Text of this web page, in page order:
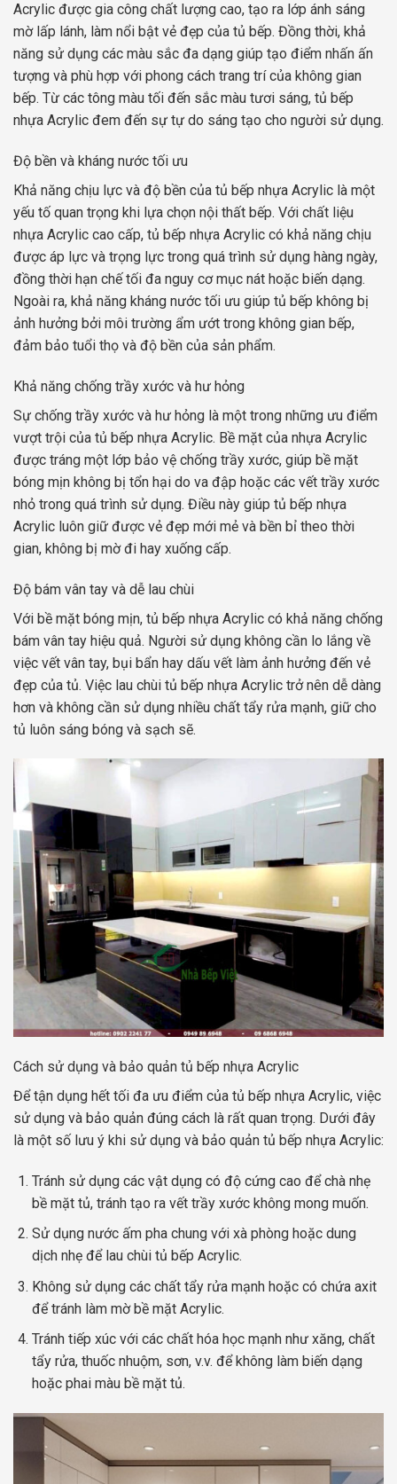
Acrylic được gia công chất lượng cao, tạo ra lớp ánh sáng
mờ lấp lánh, làm nổi bật vẻ đẹp của tủ bếp. Đồng thời, khả
năng sử dụng các màu sắc đa dạng giúp tạo điểm nhấn ấn
tượng và phù hợp với phong cách trang trí của không gian
bếp. Từ các tông màu tối đến sắc màu tươi sáng, tủ bếp
nhựa Acrylic đem đến sự tự do sáng tạo cho người sử dụng.
Độ bền và kháng nước tối ưu
Khả năng chịu lực và độ bền của tủ bếp nhựa Acrylic là một
yếu tố quan trọng khi lựa chọn nội thất bếp. Với chất liệu
nhựa Acrylic cao cấp, tủ bếp nhựa Acrylic có khả năng chịu
được áp lực và trọng lực trong quá trình sử dụng hàng ngày,
đồng thời hạn chế tối đa nguy cơ mục nát hoặc biến dạng.
Ngoài ra, khả năng kháng nước tối ưu giúp tủ bếp không bị
ảnh hưởng bởi môi trường ẩm ướt trong không gian bếp,
đảm bảo tuổi thọ và độ bền của sản phẩm.
Khả năng chống trầy xước và hư hỏng
Sự chống trầy xước và hư hỏng là một trong những ưu điểm
vượt trội của tủ bếp nhựa Acrylic. Bề mặt của nhựa Acrylic
được tráng một lớp bảo vệ chống trầy xước, giúp bề mặt
bóng mịn không bị tổn hại do va đập hoặc các vết trầy xước
nhỏ trong quá trình sử dụng. Điều này giúp tủ bếp nhựa
Acrylic luôn giữ được vẻ đẹp mới mẻ và bền bỉ theo thời
gian, không bị mờ đi hay xuống cấp.
Độ bám vân tay và dễ lau chùi
Với bề mặt bóng mịn, tủ bếp nhựa Acrylic có khả năng chống
bám vân tay hiệu quả. Người sử dụng không cần lo lắng về
việc vết vân tay, bụi bẩn hay dấu vết làm ảnh hưởng đến vẻ
đẹp của tủ. Việc lau chùi tủ bếp nhựa Acrylic trở nên dễ dàng
hơn và không cần sử dụng nhiều chất tẩy rửa mạnh, giữ cho
tủ luôn sáng bóng và sạch sẽ.
Cách sử dụng và bảo quản tủ bếp nhựa Acrylic
Để tận dụng hết tối đa ưu điểm của tủ bếp nhựa Acrylic, việc
sử dụng và bảo quản đúng cách là rất quan trọng. Dưới đây
là một số lưu ý khi sử dụng và bảo quản tủ bếp nhựa Acrylic:
Tránh sử dụng các vật dụng có độ cứng cao để chà nhẹ
bề mặt tủ, tránh tạo ra vết trầy xước không mong muốn.
Sử dụng nước ấm pha chung với xà phòng hoặc dung
dịch nhẹ để lau chùi tủ bếp Acrylic.
Không sử dụng các chất tẩy rửa mạnh hoặc có chứa axit
để tránh làm mờ bề mặt Acrylic.
Tránh tiếp xúc với các chất hóa học mạnh như xăng, chất
tẩy rửa, thuốc nhuộm, sơn, v.v. để không làm biến dạng
hoặc phai màu bề mặt tủ.